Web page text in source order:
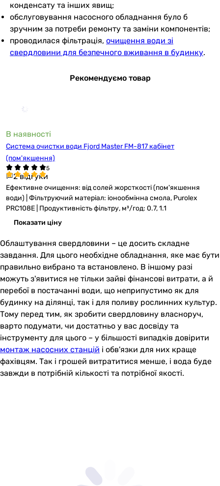
конденсату та інших явищ;
обслуговування насосного обладнання було б
зручним за потреби ремонту та заміни компонентів;
проводилася фільтрація, очищення води зі
свердловини для безпечного вживання в будинку.
Рекомендуємо товар
В наявності
Система очистки води Fjord Master FM-817 кабінет
(пом'якшення)
2 відгуки
Ефективне очищення: від солей жорсткості (пом'якшення
води) | Фільтруючий матеріал: іонообмінна смола, Purolex
PRC108E | Продуктивність фільтру, м³/год: 0.7, 1.1
Показати ціну
Облаштування свердловини – це досить складне
завдання. Для цього необхідне обладнання, яке має бути
правильно вибрано та встановлено. В іншому разі
можуть з'явитися не тільки зайві фінансові витрати, а й
перебої в постачанні води, що неприпустимо як для
будинку на ділянці, так і для поливу рослинних культур.
Тому перед тим, як зробити свердловину власноруч,
варто подумати, чи достатньо у вас досвіду та
інструменту для цього – у більшості випадків довірити
монтаж насосних станцій і обв'язки для них краще
фахівцям. Так і грошей витратитися менше, і вода буде
завжди в потрібній кількості та потрібної якості.